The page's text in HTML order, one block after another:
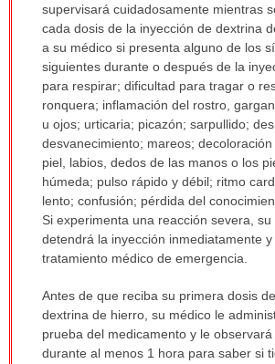
supervisará cuidadosamente mientras
cada dosis de la inyección de dextrina
a su médico si presenta alguno de los
siguientes durante o después de la
para respirar; dificultad para tragar o
ronquera; inflamación del rostro,
u ojos; urticaria; picazón; sarpullido;
desvanecimiento; mareos;
piel, labios, dedos de las manos o los
húmeda; pulso rápido y débil; ritmo
lento; confusión; pérdida del
Si experimenta una reacción severa,
detendrá la inyección inmediatamente
tratamiento médico de emergencia.
Antes de que reciba su primera dosis
dextrina de hierro, su médico le
prueba del medicamento y le
durante al menos 1 hora para saber si